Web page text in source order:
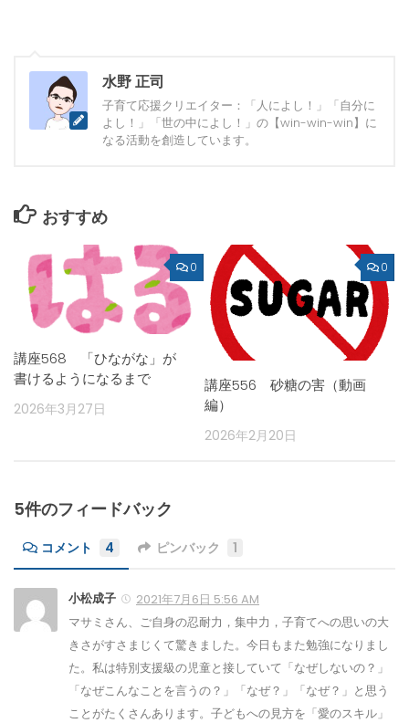
水野 正司
子育て応援クリエイター：「人によし！」「自分に
よし！」「世の中によし！」の【win-win-win】に
なる活動を創造しています。
おすすめ
0
講座568 「ひながな」が
書けるようになるまで
2026年3月27日
0
講座556 砂糖の害（動画
編）
2026年2月20日
5件のフィードバック
コメント 4 ピンバック 1
小松成子
2021年7月6日 5:56 AM
マサミさん、ご自身の忍耐力，集中力，子育てへの思いの大
きさがすさまじくて驚きました。今日もまた勉強になりまし
た。私は特別支援級の児童と接していて「なぜしないの？」
「なぜこんなことを言うの？」「なぜ？」「なぜ？」と思う
ことがたくさんあります。子どもへの見方を「愛のスキル」